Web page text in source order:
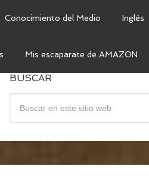
Conocimiento del Medio Inglés
Mis escaparate de AMAZON
BUSCAR